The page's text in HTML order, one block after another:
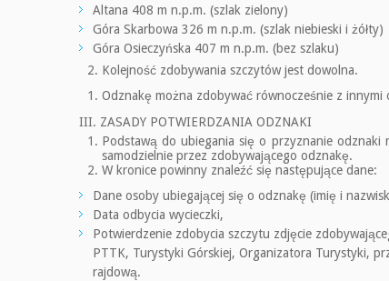
Altana 408 m n.p.m. (szlak zielony)
Góra Skarbowa 326 m n.p.m. (szlak niebieski i żółty)
Góra Osieczyńska 407 m n.p.m. (bez szlaku)
Kolejność zdobywania szczytów jest dowolna.
Odznakę można zdobywać równocześnie z innymi
III. ZASADY POTWIERDZANIA ODZNAKI
Podstawą do ubiegania się o przyznanie odznaki
samodzielnie przez zdobywającego odznakę.
W kronice powinny znaleźć się następujące dane:
Dane osoby ubiegającej się o odznakę (imię i
Data odbycia wycieczki,
Potwierdzenie zdobycia szczytu zdjęcie
PTTK, Turystyki Górskiej, Organizatora Turystyki,
rajdową.